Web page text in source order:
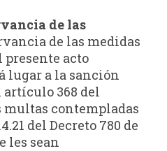
de las
de las medidas
presente acto
lugar a la sanción
368 del
multas contempladas
del Decreto 780 de
les sean